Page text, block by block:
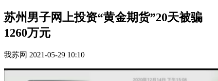
苏州男子网上投资“黄金期货”20天被骗
1260万元
我苏网 2021-05-29 10:10